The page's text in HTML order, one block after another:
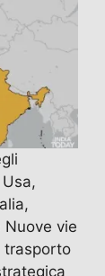
Nuove vie
trasporto